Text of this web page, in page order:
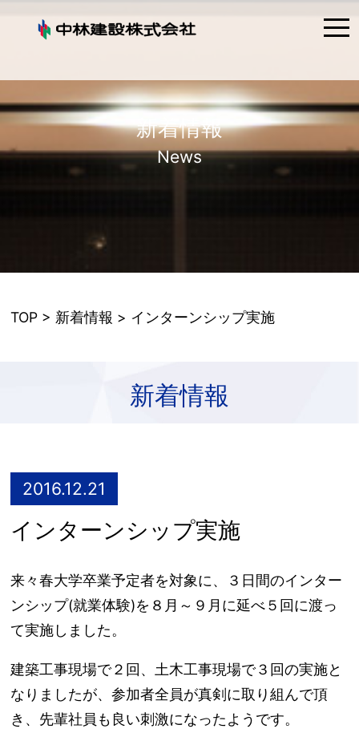
新着情報
News
TOP > 新着情報 > インターンシップ実施
新着情報
2016.12.21
インターンシップ実施
来々春大学卒業予定者を対象に、３日間のインター
ンシップ(就業体験)を８月～９月に延べ５回に渡っ
て実施しました。
建築工事現場で２回、土木工事現場で３回の実施と
なりましたが、参加者全員が真剣に取り組んで頂
き、先輩社員も良い刺激になったようです。